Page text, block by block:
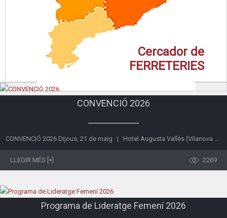
Cercador de
FERRETERIES
CONVENCIÓ 2026
CONVENCIÓ 2026 Dijous, 21 de maig | Hotel Augusta Vallès (Vilanova ...
LLEGIR MÉS [+] 2269
Programa de Lideratge Femení 2026